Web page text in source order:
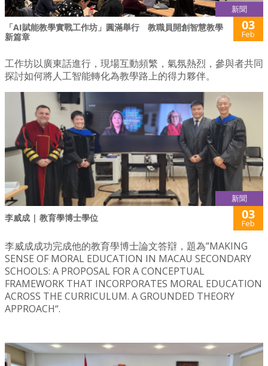
新聞
「AI賦能教學實戰工作坊」圓滿舉行 教職員開創智慧教學
新篇章
03
Feb
工作坊以廣東話進行，現場互動頻繁，氣氛熱烈，參與者共同
探討如何將人工智能轉化為教學路上的得力夥伴。
新聞
李威成 | 教育學博士學位 03
Feb
李威成成功完成他的教育學博士論文答辯，題為”MAKING
SENSE OF MORAL EDUCATION IN MACAU SECONDARY
SCHOOLS: A PROPOSAL FOR A CONCEPTUAL
FRAMEWORK THAT INCORPORATES MORAL EDUCATION
ACROSS THE CURRICULUM. A GROUNDED THEORY
APPROACH“.